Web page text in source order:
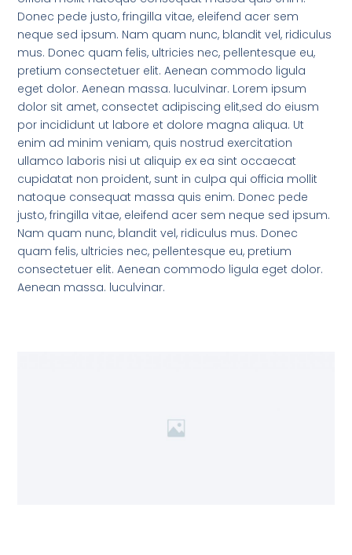
Donec pede justo, fringilla vitae, eleifend acer sem
neque sed ipsum. Nam quam nunc, blandit vel, ridiculus
mus. Donec quam felis, ultricies nec, pellentesque eu,
pretium consectetuer elit. Aenean commodo ligula
eget dolor. Aenean massa. luculvinar. Lorem ipsum
dolor sit amet, consectet adipiscing elit,sed do eiusm
por incididunt ut labore et dolore magna aliqua. Ut
enim ad minim veniam, quis nostrud exercitation
ullamco laboris nisi ut aliquip ex ea sint occaecat
cupidatat non proident, sunt in culpa qui officia mollit
natoque consequat massa quis enim. Donec pede
justo, fringilla vitae, eleifend acer sem neque sed ipsum.
Nam quam nunc, blandit vel, ridiculus mus. Donec
quam felis, ultricies nec, pellentesque eu, pretium
consectetuer elit. Aenean commodo ligula eget dolor.
Aenean massa. luculvinar.